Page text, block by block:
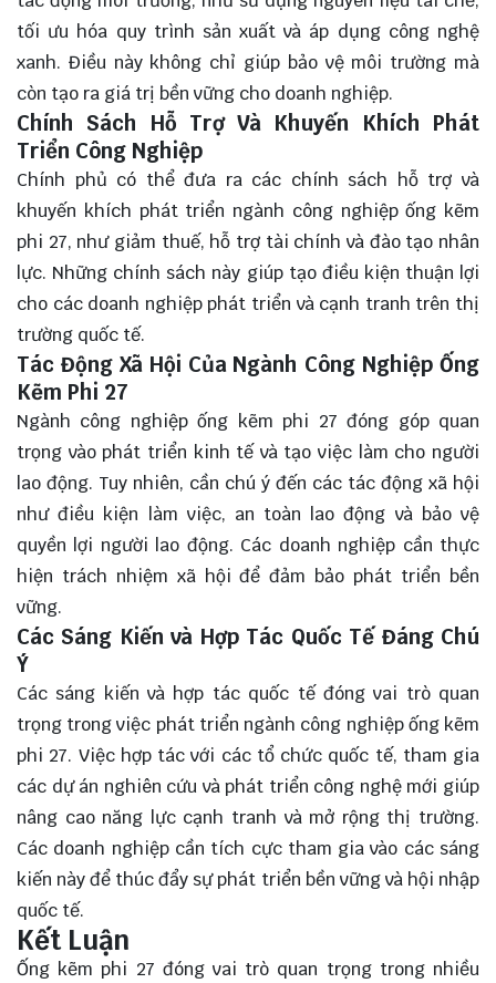
tối ưu hóa quy trình sản xuất và áp dụng công nghệ
xanh. Điều này không chỉ giúp bảo vệ môi trường mà
còn tạo ra giá trị bền vững cho doanh nghiệp.
Chính Sách Hỗ Trợ Và Khuyến Khích Phát
Triển Công Nghiệp
Chính phủ có thể đưa ra các chính sách hỗ trợ và
khuyến khích phát triển ngành công nghiệp ống kẽm
phi 27, như giảm thuế, hỗ trợ tài chính và đào tạo nhân
lực. Những chính sách này giúp tạo điều kiện thuận lợi
cho các doanh nghiệp phát triển và cạnh tranh trên thị
trường quốc tế.
Tác Động Xã Hội Của Ngành Công Nghiệp Ống
Kẽm Phi 27
Ngành công nghiệp ống kẽm phi 27 đóng góp quan
trọng vào phát triển kinh tế và tạo việc làm cho người
lao động. Tuy nhiên, cần chú ý đến các tác động xã hội
như điều kiện làm việc, an toàn lao động và bảo vệ
quyền lợi người lao động. Các doanh nghiệp cần thực
hiện trách nhiệm xã hội để đảm bảo phát triển bền
vững.
Các Sáng Kiến và Hợp Tác Quốc Tế Đáng Chú
Ý
Các sáng kiến và hợp tác quốc tế đóng vai trò quan
trọng trong việc phát triển ngành công nghiệp ống kẽm
phi 27. Việc hợp tác với các tổ chức quốc tế, tham gia
các dự án nghiên cứu và phát triển công nghệ mới giúp
nâng cao năng lực cạnh tranh và mở rộng thị trường.
Các doanh nghiệp cần tích cực tham gia vào các sáng
kiến này để thúc đẩy sự phát triển bền vững và hội nhập
quốc tế.
Kết Luận
Ống kẽm phi 27 đóng vai trò quan trọng trong nhiều